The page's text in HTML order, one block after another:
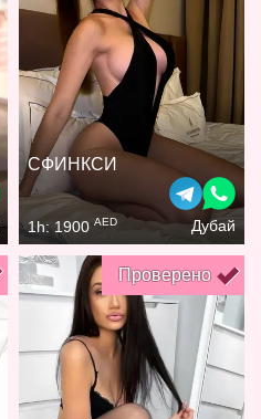
СФИНКСИ
1h: 1900 AED Дубай
Проверено